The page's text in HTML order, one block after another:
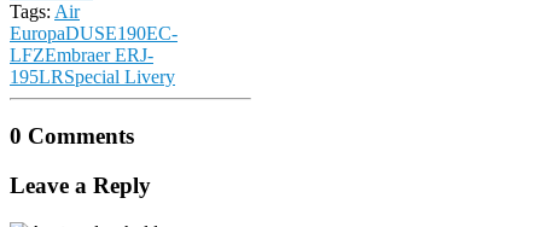
Tags: Air
EuropaDUSE190EC-
LFZEmbraer ERJ-
195LRSpecial Livery
0 Comments
Leave a Reply